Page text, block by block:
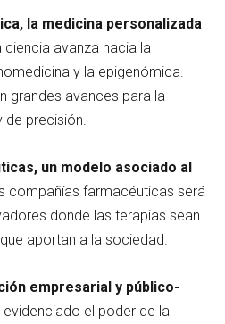
la medicina personalizada
ciencia avanza hacia la
y la epigenómica.
grandes avances para la
de precisión.
un modelo asociado al
compañías farmacéuticas será
donde las terapias sean
aportan a la sociedad.
empresarial y público-
evidenciado el poder de la